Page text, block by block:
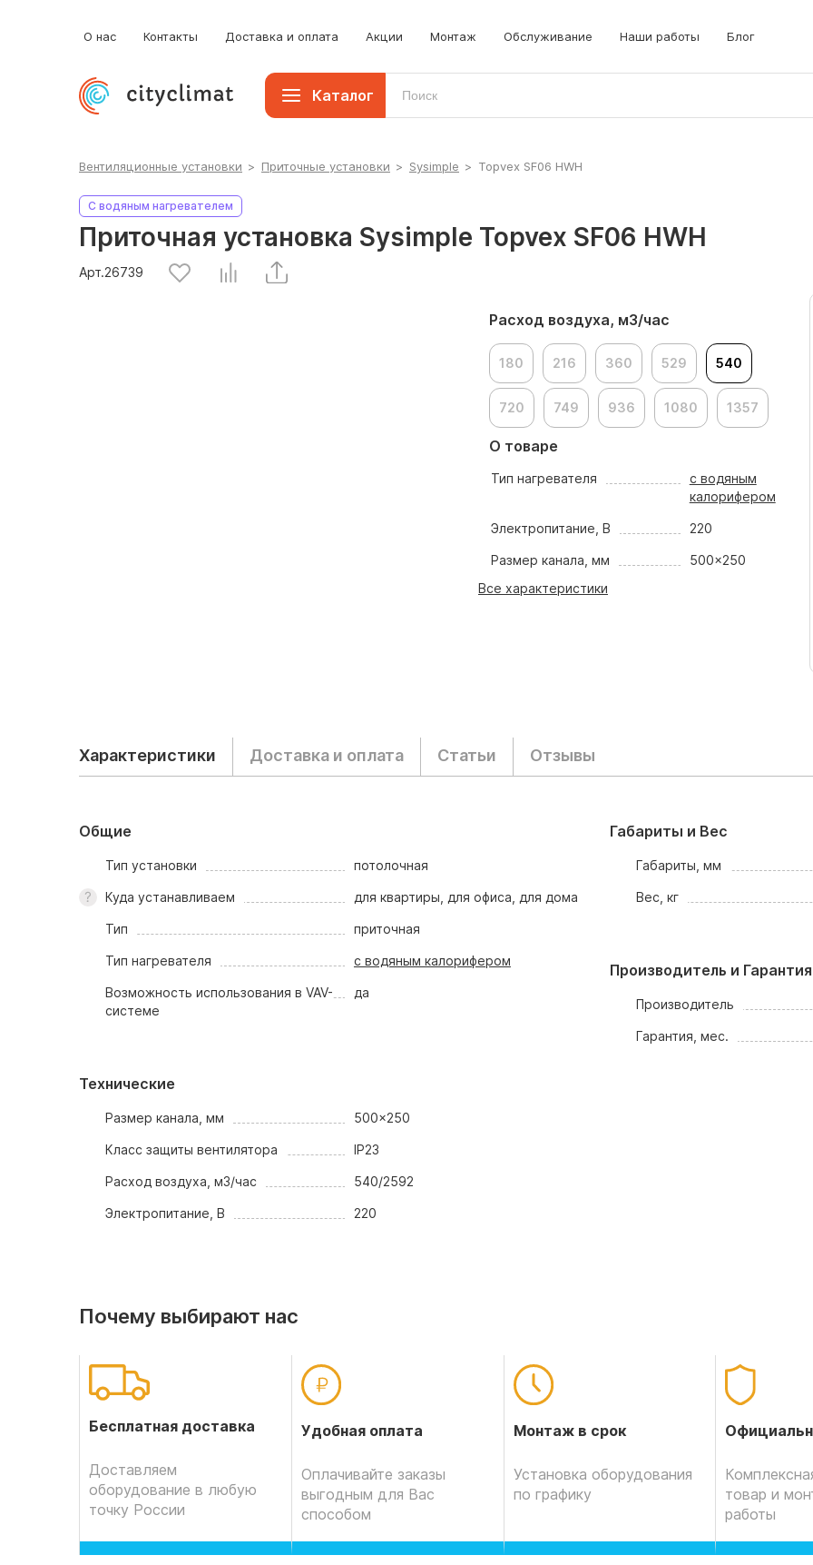
О нас Контакты Доставка и оплата Акции Монтаж Обслуживание Наши работы Блог
Каталог
Вентиляционные установки > Приточные установки > Sysimple > Topvex SF06 HWH
С водяным нагревателем
Приточная установка Sysimple Topvex SF06 HWH
Арт.26739
Расход воздуха, м3/час
180 216 360 529 540
720 749 936 1080 1357
О товаре
Тип нагревателя
с водяным
калорифером
Электропитание, В 220
Размер канала, мм
500x250
Все характеристики
Характеристики Доставка и оплата Статьи Отзывы
Общие
Тип установки потолочная
Куда устанавливаем для квартиры, для офиса, для дома
Тип приточная
Тип нагревателя с водяным калорифером
Возможность использования в VAV-
системе
да
Технические
Размер канала, мм 500x250
Класс защиты вентилятора IP23
Расход воздуха, м3/час 540/2592
Электропитание, В 220
Габариты и Вес
Габариты, мм
Вес, кг
Производитель и Гарантия
Производитель
Гарантия, мес.
Почему выбирают нас
Бесплатная доставка
Доставляем
оборудование в любую
точку России
Удобная оплата
Оплачивайте заказы
выгодным для Вас
способом
Монтаж в срок
Установка оборудования
по графику
товар и
работы